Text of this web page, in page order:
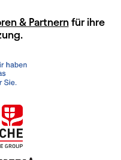
& Partnernfür ihre